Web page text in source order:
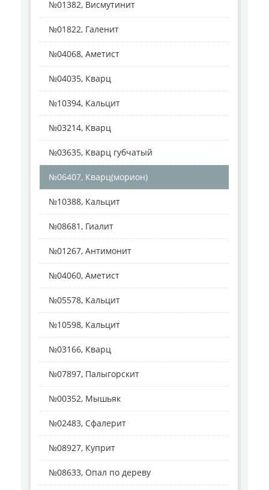
№01382, Висмутинит
№01822, Галенит
№04068, Аметист
№04035, Кварц
№10394, Кальцит
№03214, Кварц
№03635, Кварц губчатый
№06407, Кварц(морион)
№10388, Кальцит
№08681, Гиалит
№01267, Антимонит
№04060, Аметист
№05578, Кальцит
№10598, Кальцит
№03166, Кварц
№07897, Палыгорскит
№00352, Мышьяк
№02483, Сфалерит
№08927, Куприт
№08633, Опал по дереву